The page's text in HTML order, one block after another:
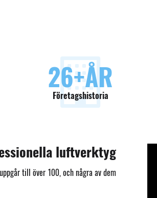
30+ÅR
Företagshistoria
luftverktyg
till över 100, och några av dem